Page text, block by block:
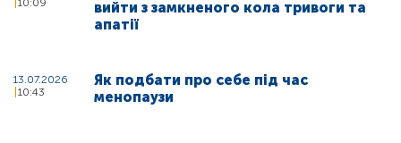
10:09
вийти з замкненого кола тривоги та
апатії
13.07.2026
10:43
Як подбати про себе під час
менопаузи